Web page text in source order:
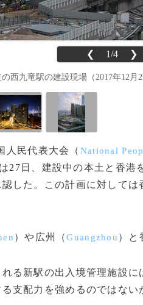
❮ 1/4 ❯
西九竜駅の建設現場（2017年12月
人民代表大会（ National
27日、建設中の本土と香港
した。この計画に対して
）や広州（Guangzhou ）と
る新駅の出入境管理施設に
支配力を強めるのではない